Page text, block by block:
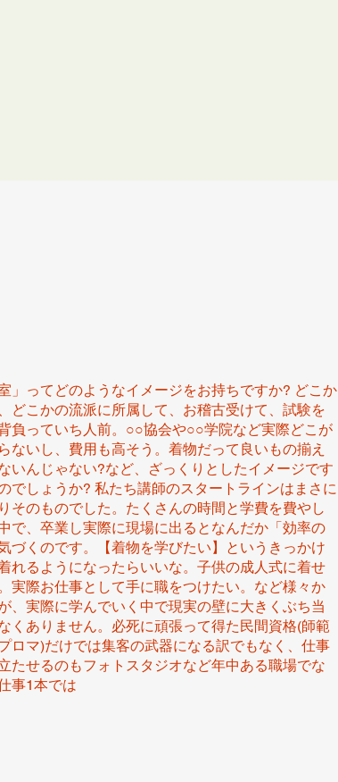
」ってどのようなイメージをお持ちですか? どこか
どこかの流派に所属して、お稽古受けて、試験を
負っていち人前。○○協会や○○学院など実際どこが
ないし、費用も高そう。着物だって良いもの揃え
いんじゃない?など、ざっくりとしたイメージです
でしょうか? 私たち講師のスタートラインはまさに
そのものでした。たくさんの時間と学費を費やし
で、卒業し実際に現場に出るとなんだか「効率の
づくのです。【着物を学びたい】というきっかけ
れるようになったらいいな。子供の成人式に着せ
実際お仕事として手に職をつけたい。など様々か
、実際に学んでいく中で現実の壁に大きくぶち当
くありません。必死に頑張って得た民間資格(師範
ロマ)だけでは集客の武器になる訳でもなく、仕事
たせるのもフォトスタジオなど年中ある職場でな
事1本では